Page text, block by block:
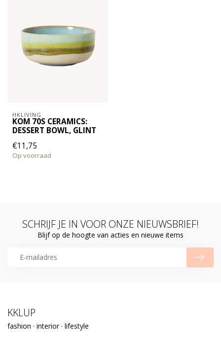
HKLIVING
KOM 70S CERAMICS:
DESSERT BOWL, GLINT
€11,75
Op voorraad
SCHRIJF JE IN VOOR ONZE NIEUWSBRIEF!
Blijf op de hoogte van acties en nieuwe items
KKLUP
fashion · interior · lifestyle